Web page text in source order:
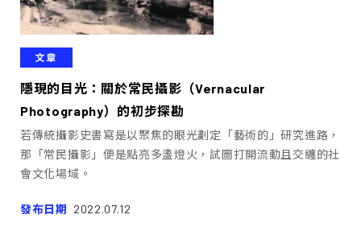
文章
隱現的目光：關於常民攝影（Vernacular
Photography）的初步探勘
若傳統攝影史書寫是以聚焦的眼光劃定「藝術的」研究進路，
那「常民攝影」便是點亮多盞燈火，試圖打開流動且交纏的社
會文化場域。
發布日期 2022.07.12